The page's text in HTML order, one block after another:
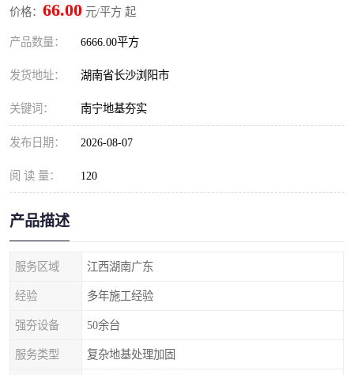
价格： 66.00 元/平方 起
产品数量： 6666.00平方
发货地址： 湖南省长沙浏阳市
关键词： 南宁地基夯实
发布日期： 2026-08-07
阅 读 量： 120
产品描述
服务区域 江西湖南广东
经验 多年施工经验
强夯设备 50余台
服务类型 复杂地基处理加固